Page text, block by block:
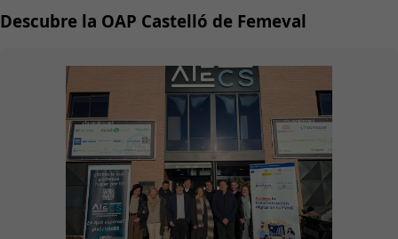
Descubre la OAP Castelló de Femeval